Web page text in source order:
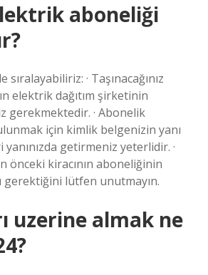
aboneliği
sıralayabiliriz: · Taşınacağınız
elektrik dağıtım şirketinin
gerekmektedir. · Abonelik
için kimlik belgenizin yanı
yanınızda getirmeniz yeterlidir. ·
önceki kiracının aboneliğinin
gerektiğini lütfen unutmayın.
uzerine almak ne